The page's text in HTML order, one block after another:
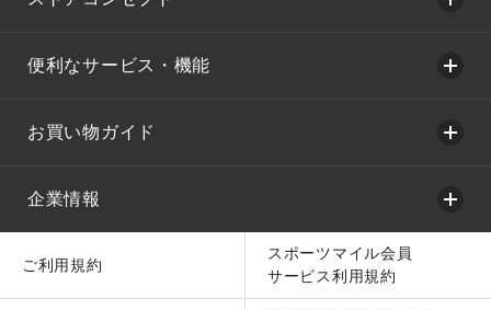
便利なサービス・機能
お買い物ガイド
企業情報
ご利用規約
スポーツマイル会員
サービス利用規約